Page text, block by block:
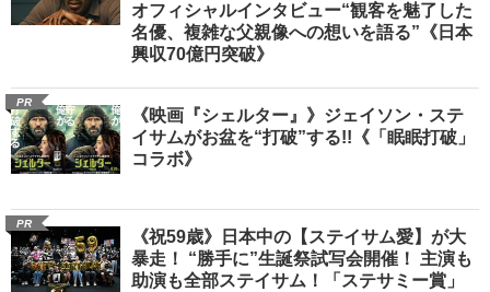
オフィシャルインタビュー“観客を魅了した
名優、複雑な父親像への想いを語る”《日本
興収70億円突破》
PR
《映画『シェルター』》ジェイソン・ステ
イサムがお盆を“打破”する!!《「眠眠打破」
コラボ》
PR
《祝59歳》日本中の【ステイサム愛】が大
暴走！ “勝手に”生誕祭試写会開催！ 主演も
助演も全部ステイサム！「ステサミー賞」